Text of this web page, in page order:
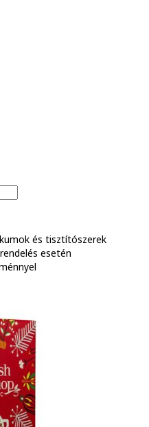
és tisztítószerek
esetén